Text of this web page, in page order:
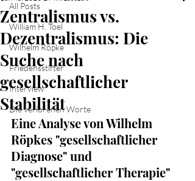
All Posts
William H. Toel
Wilhelm Röpke
Friedensstifter
Interview
Die verlorenen Worte
Zentralismus vs.
Dezentralismus: Die
Suche nach
gesellschaftlicher
Stabilität
Eine Analyse von Wilhelm
Röpkes "gesellschaftlicher
Diagnose" und
"gesellschaftlicher Therapie"